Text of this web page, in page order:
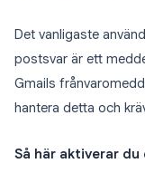
Det vanligaste
postsvar är ett
Gmails
hantera detta och
Så här aktiverar du